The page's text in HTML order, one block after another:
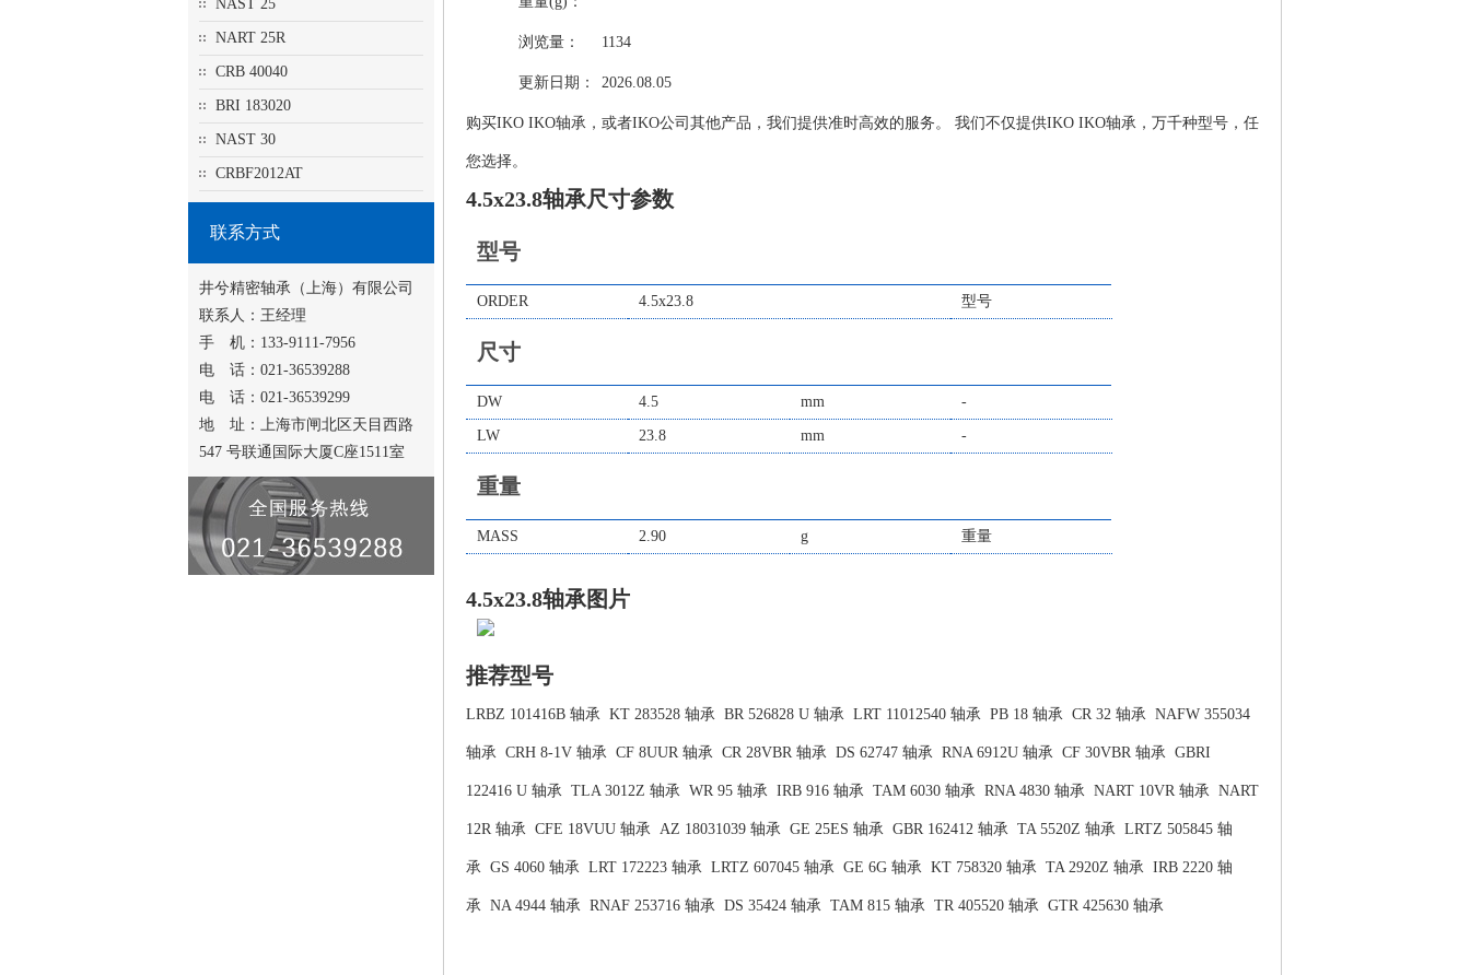
NAST 25
NART 25R
CRB 40040
BRI 183020
NAST 30
CRBF2012AT
联系方式
井兮精密轴承（上海）有限公司
联系人：王经理
手 机：133-9111-7956
电 话：021-36539288
电 话：021-36539299
地 址：上海市闸北区天目西路
547 号联通国际大厦C座1511室
浏览量： 1134
更新日期： 2026.08.05
购买IKO IKO轴承，或者IKO公司其他产品，我们提供准时高效的服务。 我们不仅提供IKO IKO轴承，万千种型号，任
您选择。
4.5x23.8轴承尺寸参数
型号
ORDER 4.5x23.8 型号
尺寸
DW 4.5 mm -
LW 23.8 mm -
重量
MASS 2.90 g 重量
4.5x23.8轴承图片
推荐型号
LRBZ 101416B 轴承 KT 283528 轴承 BR 526828 U 轴承 LRT 11012540 轴承 PB 18 轴承 CR 32 轴承 NAFW 355034
轴承 CRH 8-1V 轴承 CF 8UUR 轴承 CR 28VBR 轴承 DS 62747 轴承 RNA 6912U 轴承 CF 30VBR 轴承 GBRI
122416 U 轴承 TLA 3012Z 轴承 WR 95 轴承 IRB 916 轴承 TAM 6030 轴承 RNA 4830 轴承 NART 10VR 轴承 NART
12R 轴承 CFE 18VUU 轴承 AZ 18031039 轴承 GE 25ES 轴承 GBR 162412 轴承 TA 5520Z 轴承 LRTZ 505845 轴
承 GS 4060 轴承 LRT 172223 轴承 LRTZ 607045 轴承 GE 6G 轴承 KT 758320 轴承 TA 2920Z 轴承 IRB 2220 轴
承 NA 4944 轴承 RNAF 253716 轴承 DS 35424 轴承 TAM 815 轴承 TR 405520 轴承 GTR 425630 轴承